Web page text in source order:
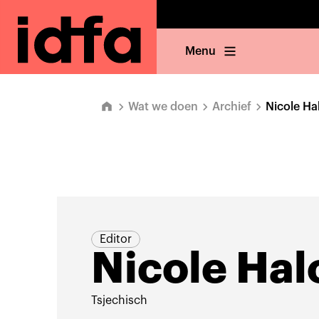
Menu
Wat we doen Archief Nicole
Editor
Nicole
Tsjechisch